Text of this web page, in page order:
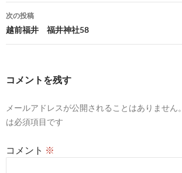
ナ
ビ
ゲ
ョ
次の投稿
越前福井 福井神社58
コメントを残す
メールアドレスが公開されることはありません。
は必須項目です
コメント ※